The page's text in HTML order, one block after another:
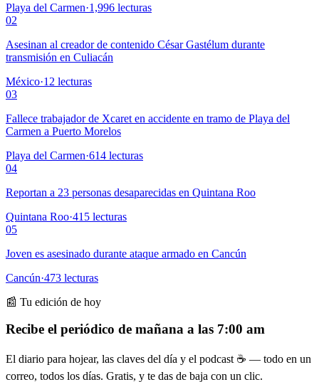
Playa del Carmen·1,996 lecturas
02
Asesinan al creador de contenido César Gastélum durante
transmisión en Culiacán
México·12 lecturas
03
Fallece trabajador de Xcaret en accidente en tramo de Playa del
Carmen a Puerto Morelos
Playa del Carmen·614 lecturas
04
Reportan a 23 personas desaparecidas en Quintana Roo
Quintana Roo·415 lecturas
05
Joven es asesinado durante ataque armado en Cancún
Cancún·473 lecturas
📰 Tu edición de hoy
Recibe el periódico de mañana a las 7:00 am
El diario para hojear, las claves del día y el podcast ☕ — todo en un
correo, todos los días. Gratis, y te das de baja con un clic.